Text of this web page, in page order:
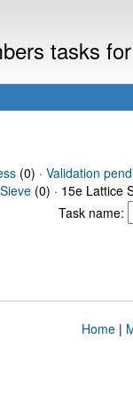
tasks
(0) · Validation
(0) · 15e Lattice
Task name:
Home|